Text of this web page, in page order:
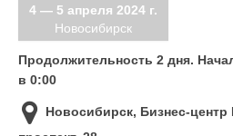
4 — 5 апреля 2024 г.
Новосибирск
Продолжительность 2 дня.
в 0:00
Новосибирск, Бизнес-